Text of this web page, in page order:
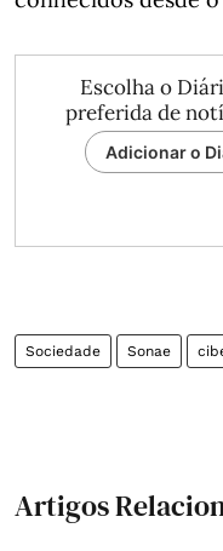
Escolha o
preferida de
Adicionar o
Sociedade Sonae
Artigos